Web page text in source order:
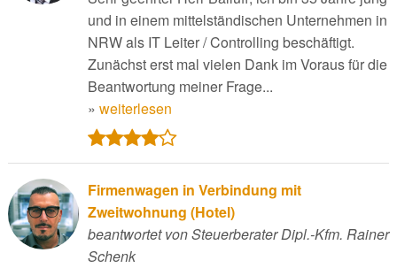
und in einem mittelständischen Unternehmen in
NRW als IT Leiter / Controlling beschäftigt.
Zunächst erst mal vielen Dank im Voraus für die
Beantwortung meiner Frage...
» weiterlesen
Firmenwagen in Verbindung mit
Zweitwohnung (Hotel)
beantwortet von Steuerberater Dipl.-Kfm. Rainer
Schenk